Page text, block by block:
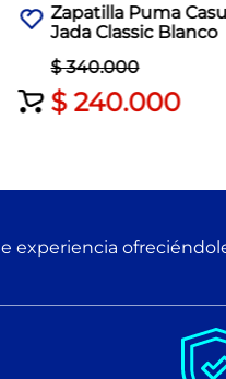
Zapatilla Puma
Jada Classic Blanco
$ 340.000
$ 240.000
experiencia